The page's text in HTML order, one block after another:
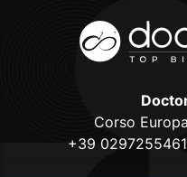
Corso
+39 0297255461